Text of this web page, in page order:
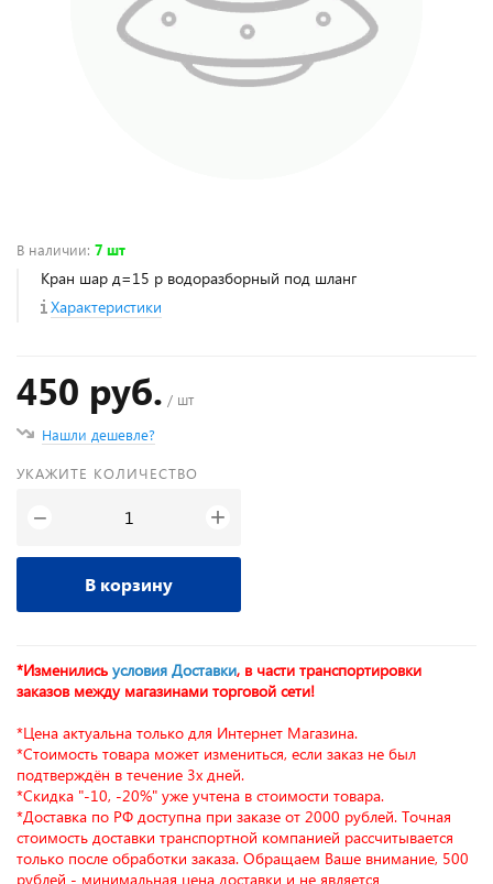
В наличии: 7 шт
Кран шар д=15 р водоразборный под шланг
Характеристики
450 руб. / шт
Нашли дешевле?
УКАЖИТЕ КОЛИЧЕСТВО
− +
В корзину
*Изменились условия Доставки, в части транспортировки
заказов между магазинами торговой сети!
*Цена актуальна только для Интернет Магазина.
*Стоимость товара может измениться, если заказ не был
подтверждён в течение 3х дней.
*Скидка "-10, -20%" уже учтена в стоимости товара.
*Доставка по РФ доступна при заказе от 2000 рублей. Точная
стоимость доставки транспортной компанией рассчитывается
только после обработки заказа. Обращаем Ваше внимание, 500
рублей - минимальная цена доставки и не является